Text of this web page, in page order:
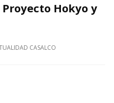
Proyecto Hokyo y
CASALCO